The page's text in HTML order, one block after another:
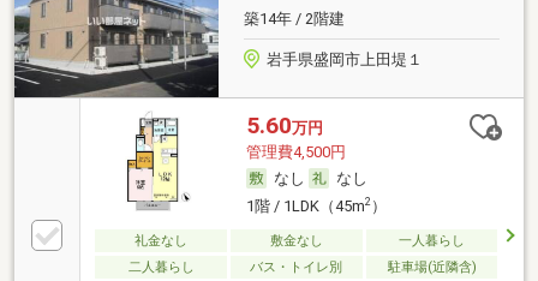
築14年 / 2階建
岩手県盛岡市上田堤１
5.60万円
管理費4,500円
なし
なし
1階 / 1LDK（45m2）
礼金なし 敷金なし
一人暮らし
二人暮らし
バス・トイレ別 駐車場(近隣含)